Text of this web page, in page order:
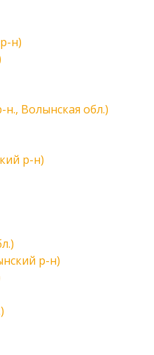
н)
Волынская обл.)
р-н)
р-н)